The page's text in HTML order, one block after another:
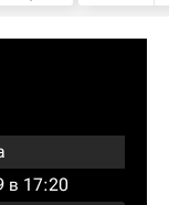
в 17:20